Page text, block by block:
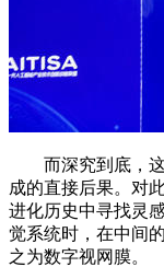
而深究到底，这
成的直接后果。对
进化历史中寻找灵
觉系统时，在中间
之为数字视网膜。